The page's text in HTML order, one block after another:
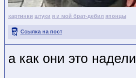
картинки штуки я и мой брат-дебил японцы
Ссылка на пост
а как они это надели